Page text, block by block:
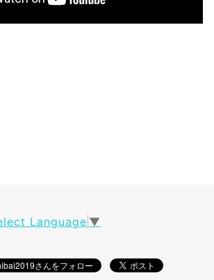
Language ▼